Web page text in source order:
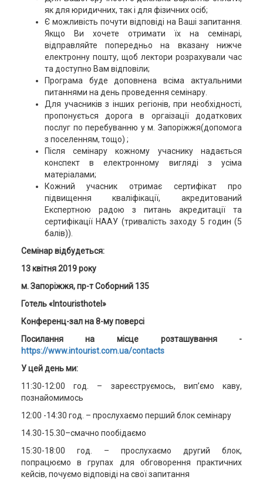
як для юридичних, так і для фізичних осіб;
Є можливість почути відповіді на Ваші запитання.
Якщо Ви хочете отримати їх на семінарі,
відправляйте попередньо на вказану нижче
електронну пошту, щоб лектори розрахували час
та доступно Вам відповіли;
Програма буде доповнена всіма актуальними
питаннями на день проведення семінару.
Для учасників з інших регіонів, при необхідності,
пропонується дорога в оргаізації додаткових
послуг по перебуванню у м. Запоріжжя(допомога
з поселенням, тощо) ;
Після семінару кожному учаснику надається
конспект в електронному вигляді з усіма
матеріалами;
Кожний учасник отримає сертифікат про
підвищення кваліфікації, акредитований
Експертною радою з питань акредитації та
сертифікації НААУ (тривалість заходу 5 годин (5
балів)).
Семінар відбудеться:
13 квітня 2019 року
м. Запоріжжя, пр-т Соборний 135
Готель «Intouristhotel»
Конференц-зал на 8-му поверсі
Посилання на місце розташування -
https://www.intourist.com.ua/contacts
У цей день ми:
11:30-12:00 год. – зареєструємось, вип’ємо каву,
познайомимось
12:00 -14:30 год. – прослухаємо перший блок семінару
14.30-15.30–смачно пообідаємо
15:30-18:00 год. – прослухаємо другий блок,
попрацюємо в групах для обговорення практичних
кейсів, почуємо відповіді на свої запитання